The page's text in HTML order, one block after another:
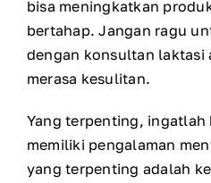
bisa meningkatkan
bertahap. Jangan ragu
dengan konsultan laktasi
merasa kesulitan.
Yang terpenting, ingatlah
memiliki pengalaman
yang terpenting adalah